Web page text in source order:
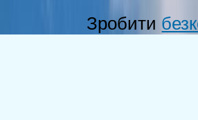
Зробити